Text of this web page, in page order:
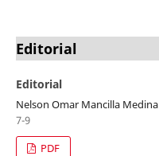
Editorial
Editorial
Nelson Omar Mancilla Medina
7-9
PDF